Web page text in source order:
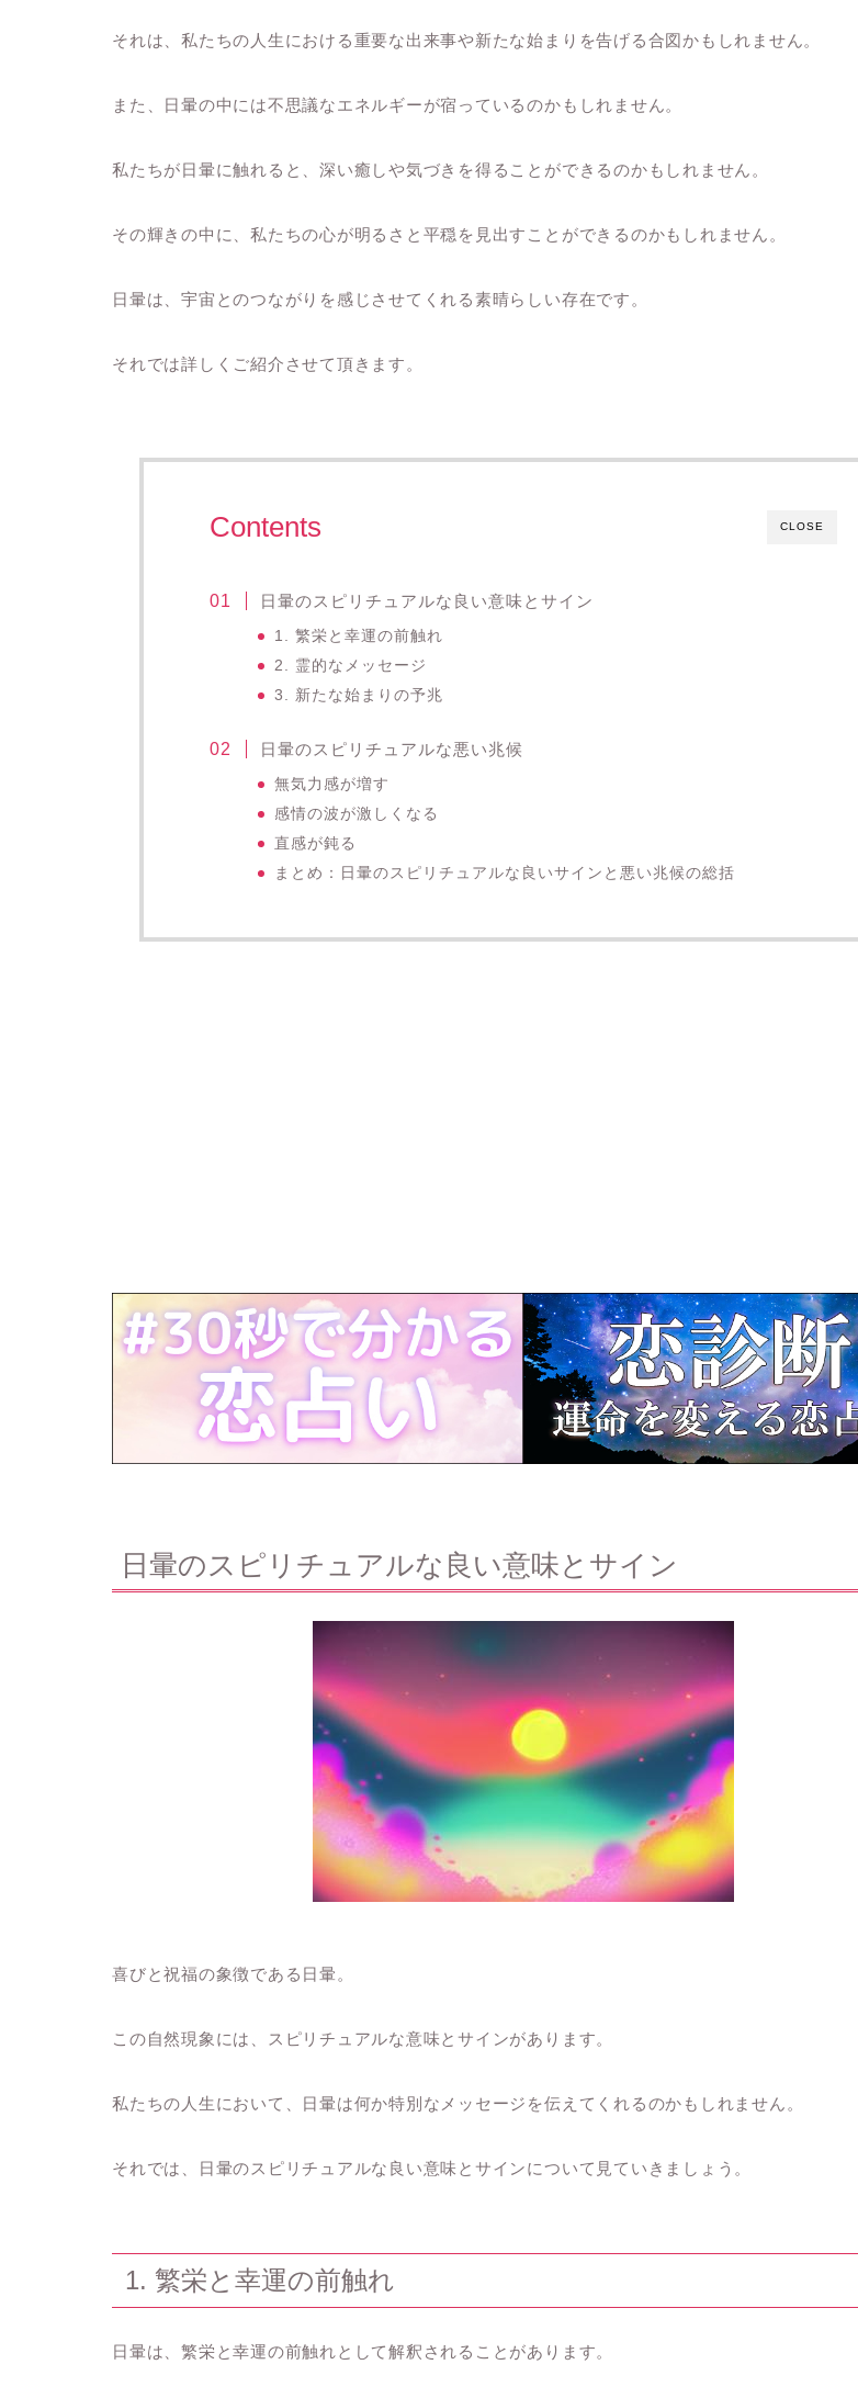
それは、私たちの人生における重要な出来事や新たな始まりを告げる合図かもしれません。
また、日暈の中には不思議なエネルギーが宿っているのかもしれません。
私たちが日暈に触れると、深い癒しや気づきを得ることができるのかもしれません。
その輝きの中に、私たちの心が明るさと平穏を見出すことができるのかもしれません。
日暈は、宇宙とのつながりを感じさせてくれる素晴らしい存在です。
それでは詳しくご紹介させて頂きます。
CLOSE
Contents
日暈のスピリチュアルな良い意味とサイン
1. 繁栄と幸運の前触れ
2. 霊的なメッセージ
3. 新たな始まりの予兆
日暈のスピリチュアルな悪い兆候
無気力感が増す
感情の波が激しくなる
直感が鈍る
まとめ：日暈のスピリチュアルな良いサインと悪い兆候の総括
日暈のスピリチュアルな良い意味とサイン
喜びと祝福の象徴である日暈。
この自然現象には、スピリチュアルな意味とサインがあります。
私たちの人生において、日暈は何か特別なメッセージを伝えてくれるのかもしれません。
それでは、日暈のスピリチュアルな良い意味とサインについて見ていきましょう。
1. 繁栄と幸運の前触れ
日暈は、繁栄と幸運の前触れとして解釈されることがあります。